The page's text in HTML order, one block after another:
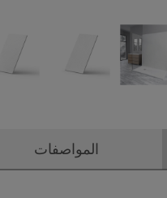
المواصفات